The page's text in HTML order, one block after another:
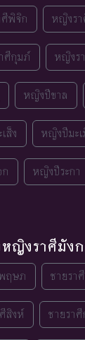
พิจิก หญิงร
ศีกุมภ์ หญิงร
หญิงปีขาล
ส็ง หญิงปีมะเ
หญิงปีระกา
ญิงราศีมัง
ฤษภ ชายรา
สิงห์ ชายรา